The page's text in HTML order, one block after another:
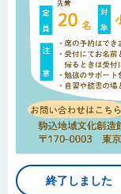
終了しました